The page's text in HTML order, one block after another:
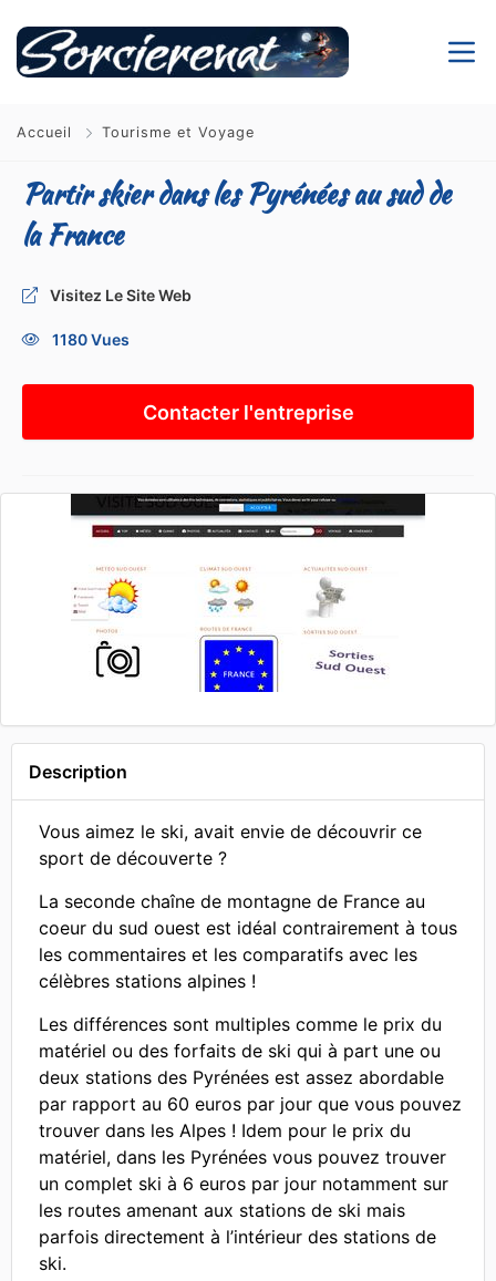
Accueil Tourisme et Voyage
Partir skier dans les Pyrénées au sud de
la France
Visitez Le Site Web
1180 Vues
Contacter l'entreprise
Description
Vous aimez le ski, avait envie de découvrir ce
sport de découverte ?
La seconde chaîne de montagne de France au
coeur du sud ouest est idéal contrairement à tous
les commentaires et les comparatifs avec les
célèbres stations alpines !
Les différences sont multiples comme le prix du
matériel ou des forfaits de ski qui à part une ou
deux stations des Pyrénées est assez abordable
par rapport au 60 euros par jour que vous pouvez
trouver dans les Alpes ! Idem pour le prix du
matériel, dans les Pyrénées vous pouvez trouver
un complet ski à 6 euros par jour notamment sur
les routes amenant aux stations de ski mais
parfois directement à l’intérieur des stations de
ski.